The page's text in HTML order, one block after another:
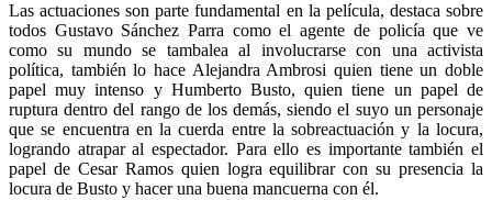
Las actuaciones son parte fundamental en la película, destaca sobre
todos Gustavo Sánchez Parra como el agente de policía que ve
como su mundo se tambalea al involucrarse con una activista
política, también lo hace Alejandra Ambrosi quien tiene un doble
papel muy intenso y Humberto Busto, quien tiene un papel de
ruptura dentro del rango de los demás, siendo el suyo un personaje
que se encuentra en la cuerda entre la sobreactuación y la locura,
logrando atrapar al espectador. Para ello es importante también el
papel de Cesar Ramos quien logra equilibrar con su presencia la
locura de Busto y hacer una buena mancuerna con él.